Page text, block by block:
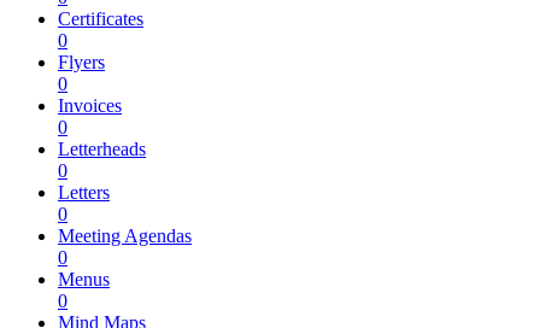
Certificates
0
Flyers
0
Invoices
0
Letterheads
0
Letters
0
Meeting Agendas
0
Menus
0
Mind Maps